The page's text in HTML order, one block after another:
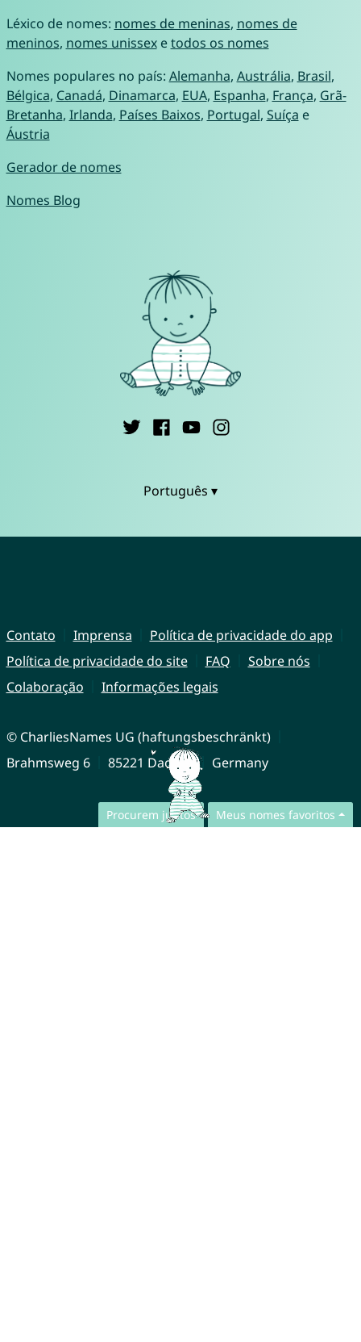
Procurem juntos Meus nomes favoritos
Léxico de nomes: nomes de meninas, nomes de
meninos, nomes unissexetodos os nomes
Nomes populares no país: Alemanha, Austrália, Brasil,
Bélgica, Canadá, Dinamarca, EUA, Espanha, França, Grã-
Bretanha, Irlanda, Países Baixos, Portugal, Suíça e
Áustria
Gerador de nomes
Nomes Blog
Português ▾
Contato Imprensa
Política de privacidade do app
Política de privacidade do site
FAQ
Sobre nós
Colaboração
Informações legais
© CharliesNames UG (haftungsbeschränkt)
Brahmsweg 6
85221 Dachau Germany